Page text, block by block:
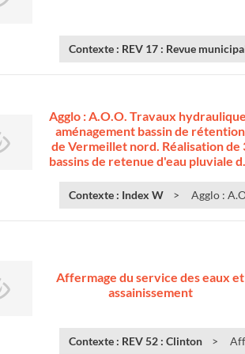
Contexte : REV 17 : Revue
Agglo : A.O.O. Travaux
aménagement bassin de rétention
de Vermeillet nord. Réalisation de
bassins de retenue d'eau pluviale
Contexte : Index W Agglo :
Affermage du service des eaux et
assainissement
Contexte : REV 52 : Clinton